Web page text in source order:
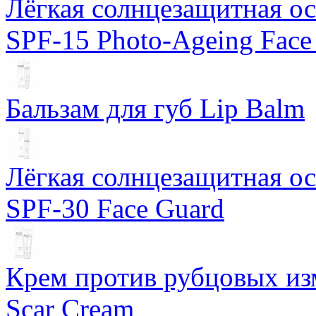
Лёгкая солнцезащитная
SPF-15 Photo-Ageing
Бальзам для губ Lip Balm
Лёгкая солнцезащитная
SPF-30 Face Guard
Крем против рубцовых
Scar Cream